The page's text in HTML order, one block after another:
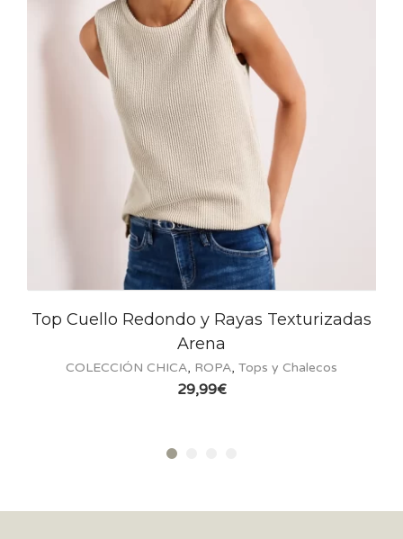
Redondo y Rayas Texturizadas
COLECCIÓN CHICA,ROPA,Tops y Chalecos